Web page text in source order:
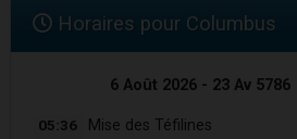
Horaires pour Columbus
6 Août 2026 - 23 Av 5786
05:36 Mise des Téfilines